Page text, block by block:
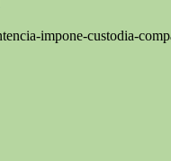
impone-custodia-